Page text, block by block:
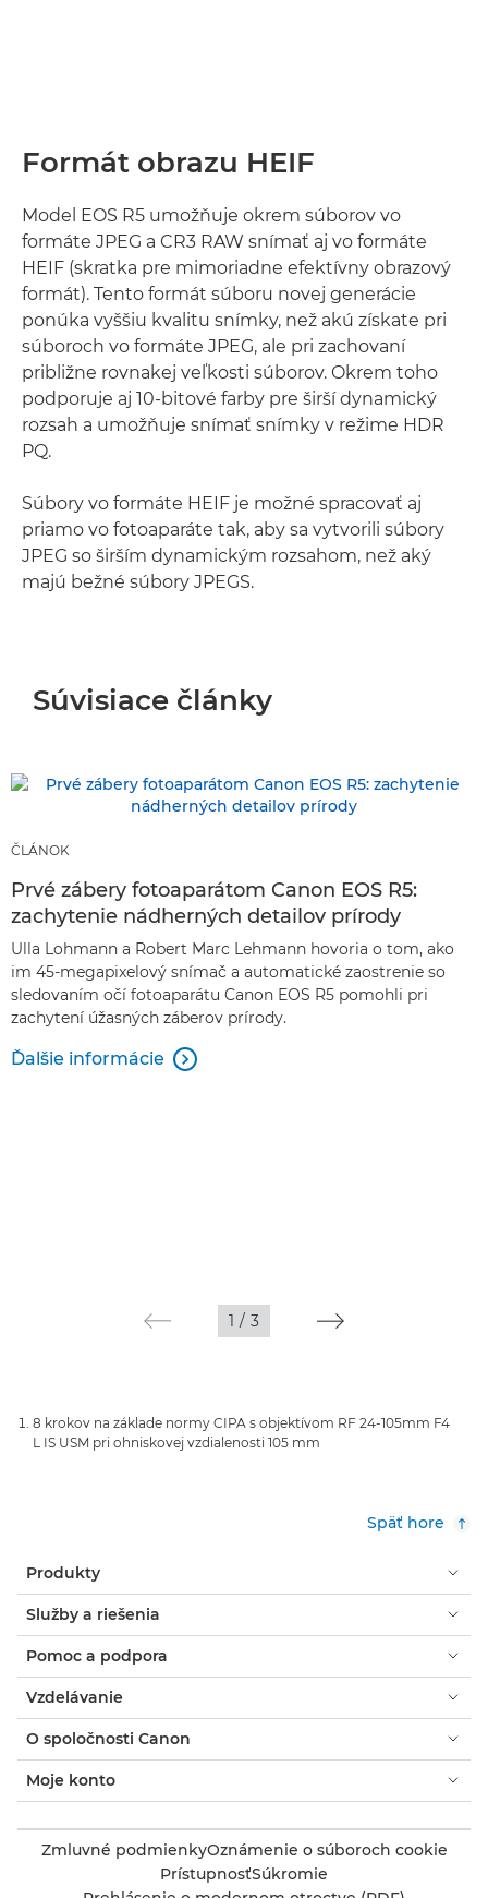
Formát obrazu HEIF
Model EOS R5 umožňuje okrem súborov vo
formáte JPEG a CR3 RAW snímať aj vo formáte
HEIF (skratka pre mimoriadne efektívny obrazový
formát). Tento formát súboru novej generácie
ponúka vyššiu kvalitu snímky, než akú získate pri
súboroch vo formáte JPEG, ale pri zachovaní
približne rovnakej veľkosti súborov. Okrem toho
podporuje aj 10-bitové farby pre širší dynamický
rozsah a umožňuje snímať snímky v režime HDR
PQ.
Súbory vo formáte HEIF je možné spracovať aj
priamo vo fotoaparáte tak, aby sa vytvorili súbory
JPEG so širším dynamickým rozsahom, než aký
majú bežné súbory JPEGS.
Súvisiace články
ČLÁNOK
Prvé zábery fotoaparátom Canon EOS R5:
zachytenie nádherných detailov prírody
Ulla Lohmann a Robert Marc Lehmann hovoria o tom, ako
im 45-megapixelový snímač a automatické zaostrenie so
sledovaním očí fotoaparátu Canon EOS R5 pomohli pri
zachytení úžasných záberov prírody.
Ďalšie informácie 
1 / 3
8 krokov na základe normy CIPA s objektívom RF 24-105mm F4
L IS USM pri ohniskovej vzdialenosti 105 mm
Späť hore
Produkty
Služby a riešenia
Pomoc a podpora
Vzdelávanie
O spoločnosti Canon
Moje konto
Zmluvné podmienkyOznámenie o súboroch cookie
PrístupnosťSúkromie